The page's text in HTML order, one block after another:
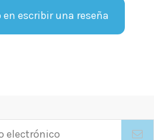
en escribir una reseña